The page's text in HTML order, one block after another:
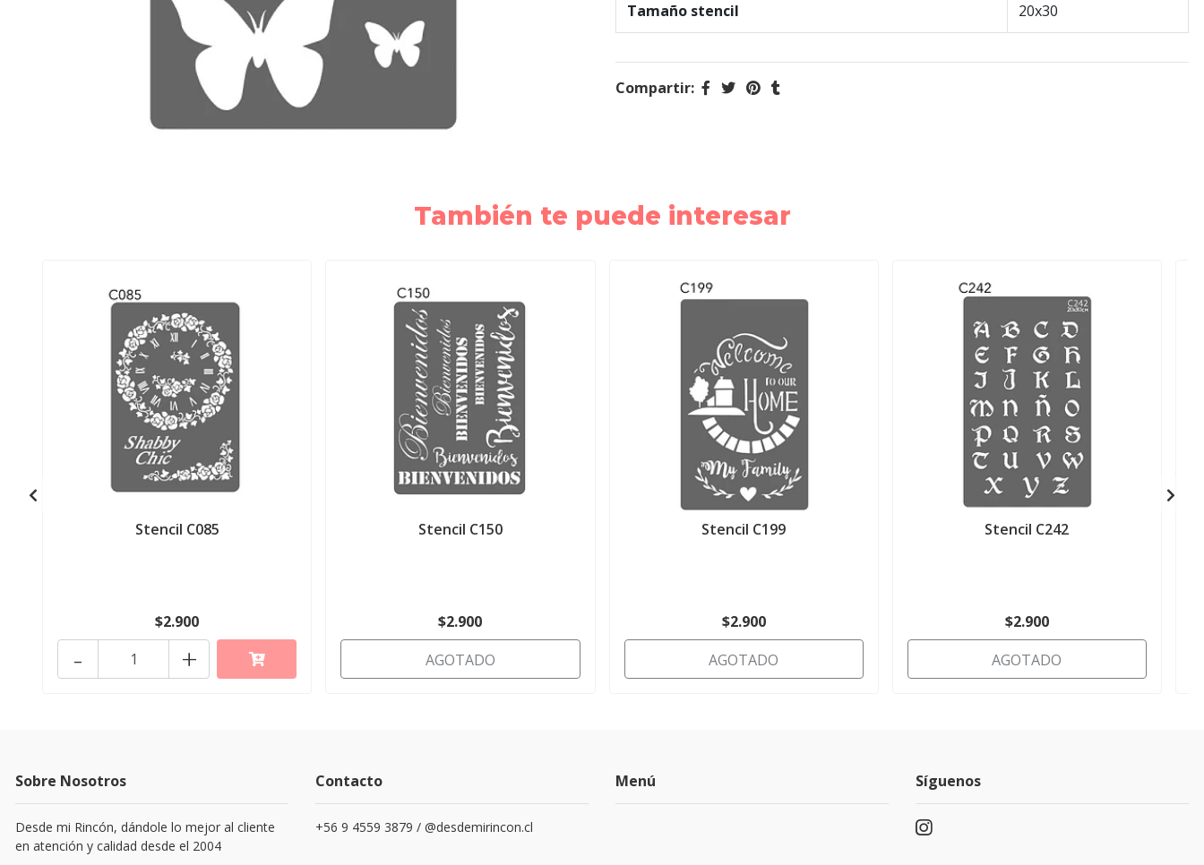
Tamaño stencil 20x30
Compartir:
También te puede interesar
Stencil C085
$2.900
+
-
Stencil C150
$2.900
AGOTADO
Stencil C199
$2.900
AGOTADO
Stencil C242
$2.900
AGOTADO
Sobre Nosotros
Desde mi Rincón, dándole lo mejor al cliente
en atención y calidad desde el 2004
Contacto
+56 9 4559 3879 / @desdemirincon.cl
Menú Síguenos